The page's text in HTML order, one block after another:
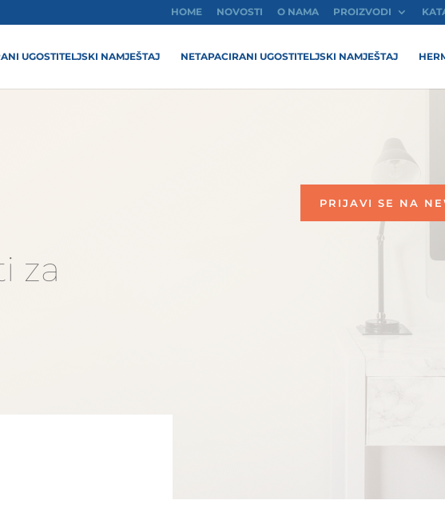
HOME NOVOSTI O NAMA PROIZVODI
UGOSTITELJSKI NAMJEŠTAJ NETAPACIRANI UGOSTITELJSKI NAMJEŠTAJ
za
PRIJAVI SE NA